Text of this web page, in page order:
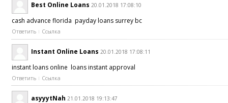
Best Online Loans 20.01.2018 17:08:10
cash advance florida payday loans surrey bc
Ответить Ссылка
Instant Online Loans 20.01.2018 17:08:11
instant loans online loans instant approval
Ответить Ссылка
asyyytNah 21.01.2018 19:13:47